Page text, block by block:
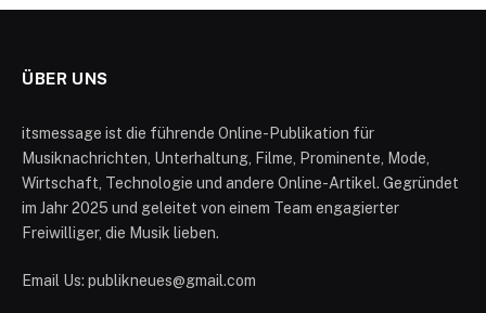
ÜBER UNS
itsmessage ist die führende Online-Publikation für
Musiknachrichten, Unterhaltung, Filme, Prominente, Mode,
Wirtschaft, Technologie und andere Online-Artikel. Gegründet
im Jahr 2025 und geleitet von einem Team engagierter
Freiwilliger, die Musik lieben.
Email Us: publikneues@gmail.com